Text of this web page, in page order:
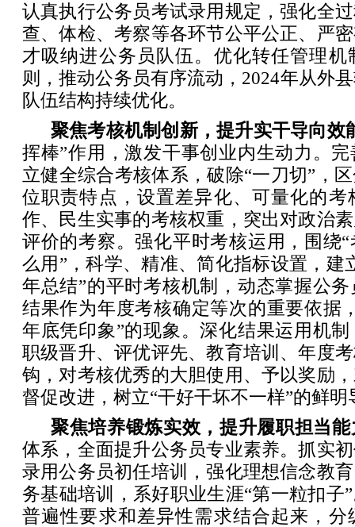
认真执行公务员考试录用规定，强化全
查、体检、考察等各环节公平公正、严
才吸纳进公务员队伍。优化转任管理机
则，推动公务员有序流动，2024年从外
队伍结构持续优化。
聚焦考核机制创新，提升实干导向效
挥棒”作用，激发干事创业内生动力。
立健全综合考核体系，破除“一刀切”，
位职责特点，设置差异化、可量化的考
作、民生实事的考核权重，突出对政治
评价的考察。强化平时考核运用，围绕
么用”，科学、精准、简化指标设置，建
年总结”的平时考核机制，动态掌握公
结果作为年度考核确定等次的重要依据
年底凭印象”的现象。深化结果运用机
职级晋升、评优评先、教育培训、年度
钩，对考核优秀的大胆使用、予以奖励
督促改进，树立“干好干坏不一样”的鲜明
聚焦培养锻炼实效，提升履职担当
体系，全面提升公务员专业素养。抓实
录用公务员初任培训，强化理想信念教
务基础培训，系好职业生涯“第一粒扣子
普遍性要求和差异性需求结合起来，分